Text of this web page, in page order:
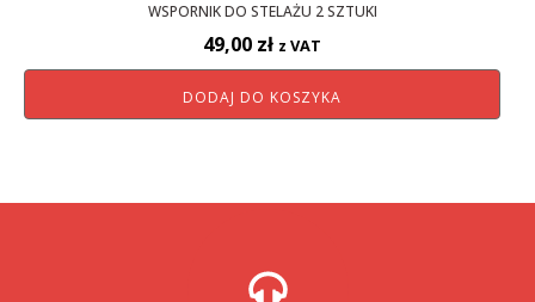
WSPORNIK DO STELAŻU 2 SZTUKI
49,00 zł z VAT
DODAJ DO KOSZYKA